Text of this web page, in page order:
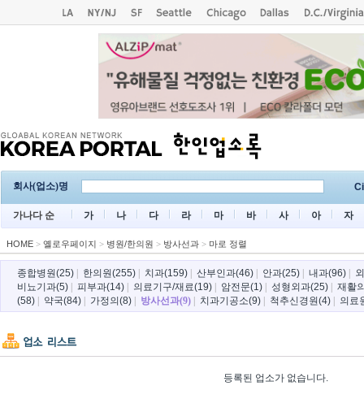
회사(업소)명
가나다 순 가 나 다 라 마 바 사 아 자
HOME > 옐로우페이지 > 병원/한의원 > 방사선과 > 마로 정렬
종합병원(25) 한의원(255) 치과(159) 산부인과(46) 안과(25) 내과(96)
비뇨기과(5)
피부과(14) 의료기구/재료(19) 암전문(1) 성형외과(25)
재활
(58)
약국(84) 가정의(8) 방사선과(9) 치과기공소(9) 척추신경원(4) 의료
등록된 업소가 없습니다.